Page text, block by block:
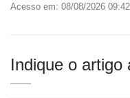
Acesso em: 08/08/2026 09:42
Indique o artigo